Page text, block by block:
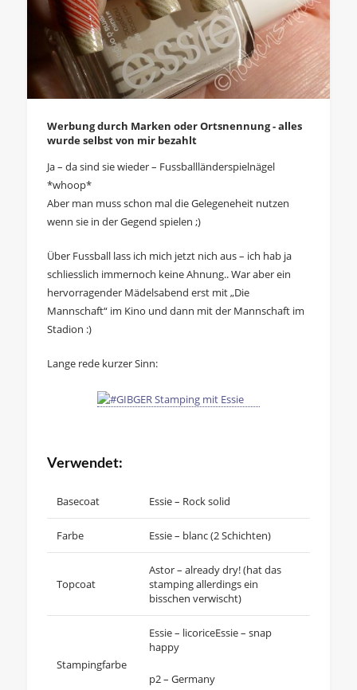
Werbung durch Marken oder Ortsnennung - alles
wurde selbst von mir bezahlt
Ja – da sind sie wieder – Fussballländerspielnägel
*whoop*
Aber man muss schon mal die Gelegeneheit nutzen
wenn sie in der Gegend spielen ;)
Über Fussball lass ich mich jetzt nich aus – ich hab ja
schliesslich immernoch keine Ahnung.. War aber ein
hervorragender Mädelsabend erst mit „Die
Mannschaft“ im Kino und dann mit der Mannschaft im
Stadion :)
Lange rede kurzer Sinn:
Verwendet:
Basecoat Essie – Rock solid
Farbe Essie – blanc (2 Schichten)
Topcoat
Astor – already dry! (hat das
stamping allerdings ein
bisschen verwischt)
Stampingfarbe
Essie – licoriceEssie – snap
happy
p2 – Germany